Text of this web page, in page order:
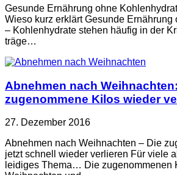
Gesunde Ernährung ohne
Wieso kurz erklärt Gesunde Ernährung
– Kohlenhydrate stehen häufig in der
träge…
Abnehmen nach
zugenommene Kilos wieder
27. Dezember 2016
Abnehmen nach Weihnachten – Die
jetzt schnell wieder verlieren Für viele
leidiges Thema… Die zugenommenen